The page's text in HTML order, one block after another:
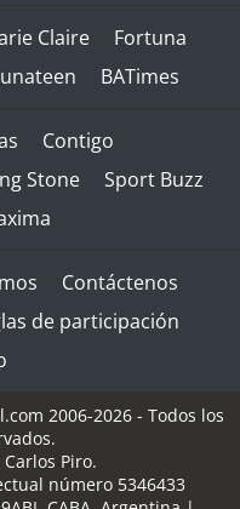
Claire
Fortuna
BATimes
Contigo
Stone
Sport Buzz
Contáctenos
de participación
2006-2026 - Todos los
Piro.
número 5346433